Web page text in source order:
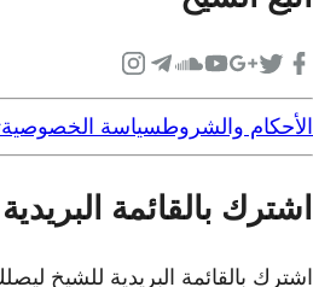
الأحكام والشروطسياسة الخصوصية
اشترك بالقائمة البريدية
اشترك بالقائمة البريدية للشيخ